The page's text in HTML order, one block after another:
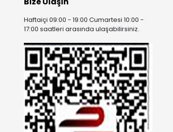
Haftaiçi 09:00 - 19:00 Cumartesi 10:00 -
17:00 saatleri arasında ulaşabilirsiniz.